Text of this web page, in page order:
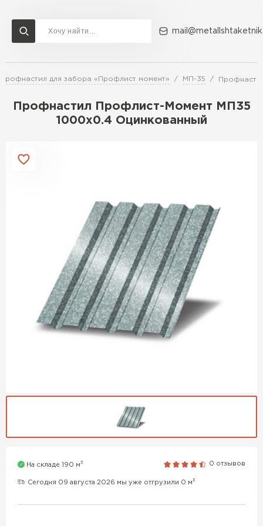
Профнастил для забора «Профлист момент» МП-35
Профнастил Профлист-Момент МП35
1000х0.4 Оцинкованный
На складе 190 м3 0 отзывов
Сегодня 09 августа 2026 мы уже отгрузили 0 м3
Доставка и оплата Акции О компании Контакты
Перейти в каталог